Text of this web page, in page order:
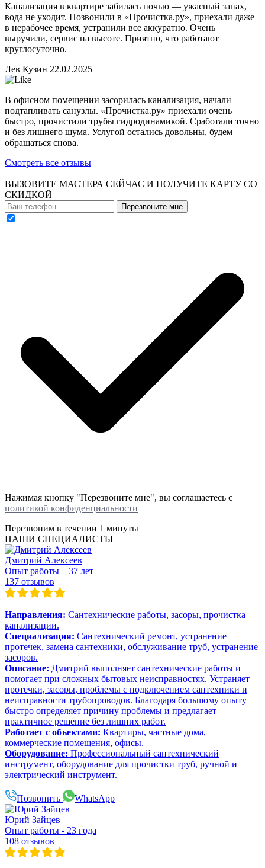
Канализация в квартире забилась ночью — ужасный запах,
вода не уходит. Позвонили в «Прочистка.ру», приехали даже
в нерабочее время, устранили все аккуратно. Очень
выручили, сервис на высоте. Приятно, что работают
круглосуточно.
Лев Кузин 22.02.2025
В офисном помещении засорилась канализация, начали
подтапливать санузлы. «Прочистка.ру» приехали очень
быстро, прочистили трубы гидродинамикой. Сработали точно
и без лишнего шума. Услугой остались довольны, будем
обращаться снова.
Смотреть все отзывы
ВЫЗОВИТЕ МАСТЕРА СЕЙЧАС И ПОЛУЧИТЕ КАРТУ СО
СКИДКОЙ
Перезвоните мне
Нажимая кнопку "Перезвоните мне", вы соглашаетесь с
политикой конфиденциальности
Перезвоним в течении 1 минуты
НАШИ СПЕЦИАЛИСТЫ
Дмитрий Алексеев
Опыт работы – 37 лет
137 отзывов
Направления: Сантехнические работы, засоры, прочистка
канализации.
Специализация: Сантехнический ремонт, устранение
протечек, замена сантехники, обслуживание труб, устранение
засоров.
Описание: Дмитрий выполняет сантехнические работы и
помогает при сложных бытовых неисправностях. Устраняет
протечки, засоры, проблемы с подключением сантехники и
неисправности трубопроводов. Благодаря большому опыту
быстро определяет причину проблемы и предлагает
практичное решение без лишних работ.
Работает с объектами: Квартиры, частные дома,
коммерческие помещения, офисы.
Оборудование: Профессиональный сантехнический
инструмент, оборудование для прочистки труб, ручной и
электрический инструмент.
Позвонить WhatsApp
Юрий Зайцев
Опыт работы - 23 года
108 отзывов